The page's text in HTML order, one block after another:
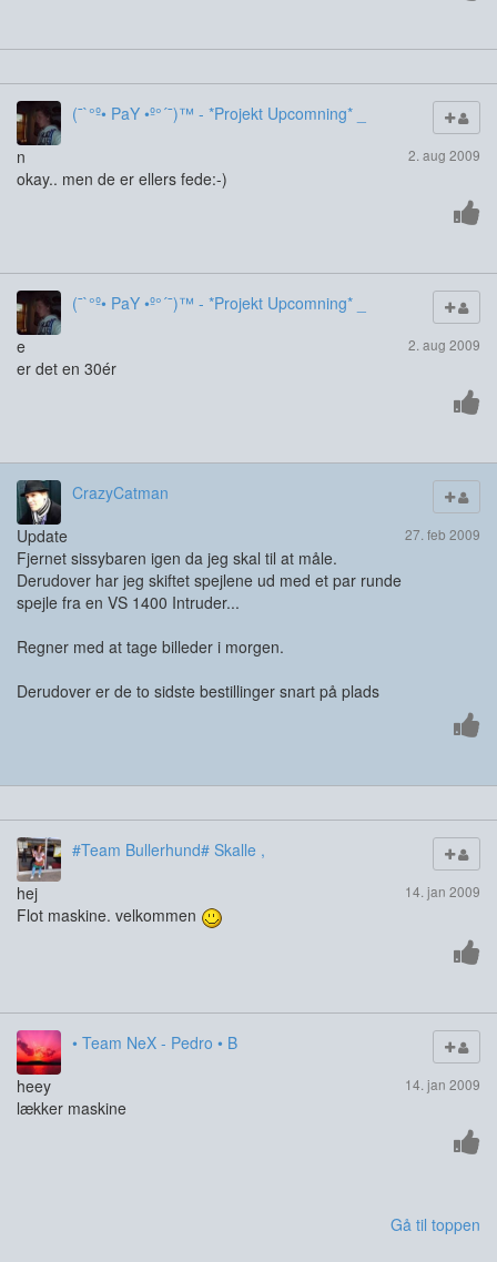
(¯`°º• PaY •º°´¯)™ - *Projekt Upcomning* _
2. aug 2009
n
okay.. men de er ellers fede:-)
(¯`°º• PaY •º°´¯)™ - *Projekt Upcomning* _
2. aug 2009
e
er det en 30ér
CrazyCatman
27. feb 2009
Update
Fjernet sissybaren igen da jeg skal til at måle.
Derudover har jeg skiftet spejlene ud med et par runde
spejle fra en VS 1400 Intruder...
Regner med at tage billeder i morgen.
Derudover er de to sidste bestillinger snart på plads
#Team Bullerhund# Skalle ,
14. jan 2009
hej
Flot maskine. velkommen
• Team NeX - Pedro • B
14. jan 2009
heey
lækker maskine
Gå til toppen